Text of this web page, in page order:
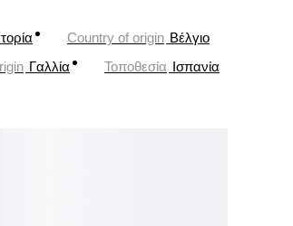
Country of origin Βέλγιο
Γαλλία Τοποθεσία Ισπανία